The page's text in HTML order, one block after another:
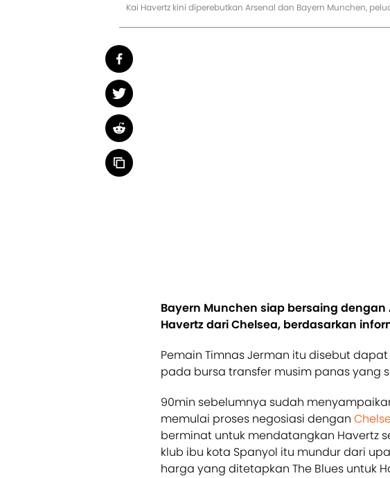
Kai Havertz kini diperebutkan Arsenal dan Bayern Munchen,
Bayern Munchen siap bersaing
Havertz dari Chelsea, berdasarkan
Pemain Timnas Jerman itu disebut
pada bursa transfer musim panas yang
90min sebelumnya sudah
memulai proses negosiasi dengan
berminat untuk mendatangkan Havertz
klub ibu kota Spanyol itu mundur dari
harga yang ditetapkan The Blues untuk